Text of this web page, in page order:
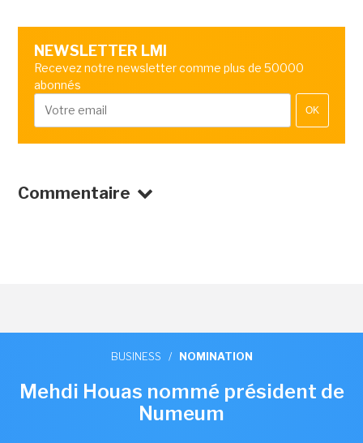
NEWSLETTER LMI
Recevez notre newsletter comme plus de 50000
abonnés
OK
Commentaire
BUSINESS / NOMINATION
Mehdi Houas nommé président de
Numeum